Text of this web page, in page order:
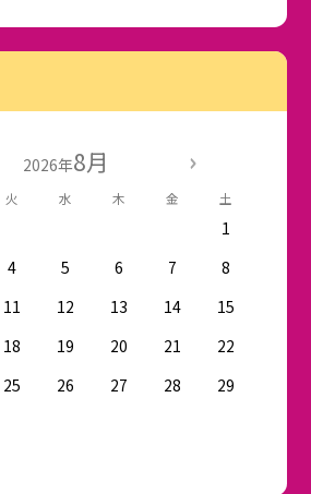
2026年8月
火 水 木 金 土
1
4 5 6 7
8
11 12 13 14
15
18 19 20 21
22
25 26 27 28
29